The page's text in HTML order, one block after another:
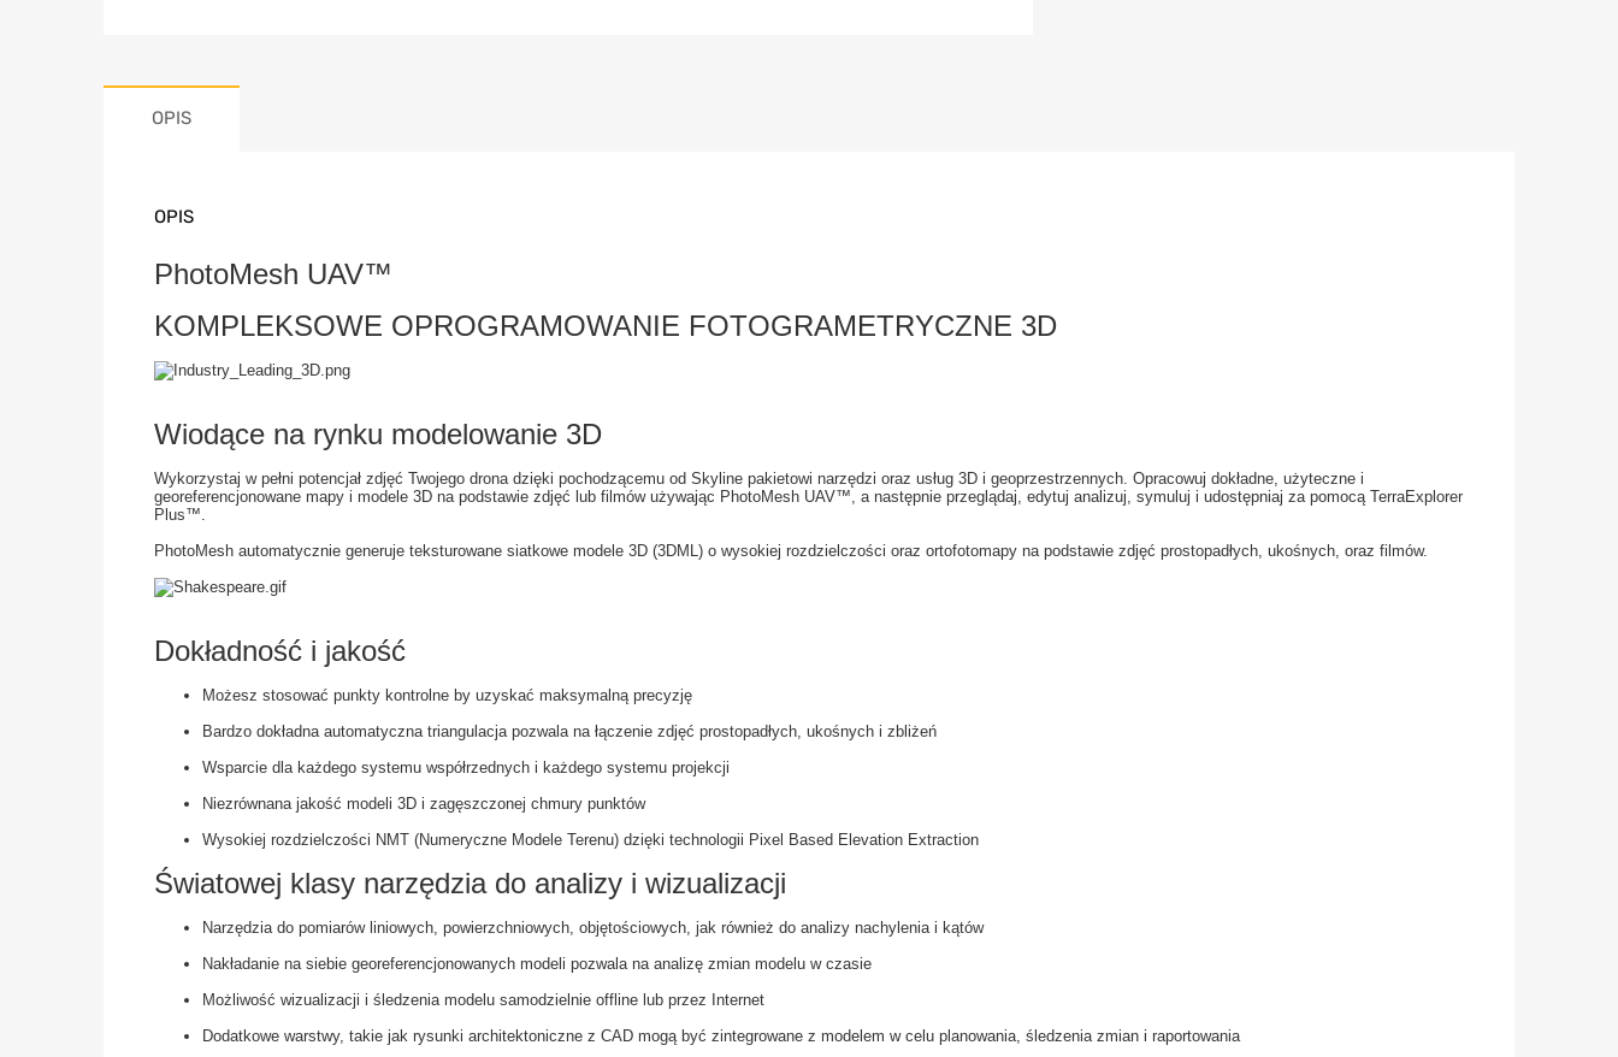
OPIS
OPIS
PhotoMesh UAV™
KOMPLEKSOWE OPROGRAMOWANIE FOTOGRAMETRYCZNE 3D
Wiodące na rynku modelowanie 3D
Wykorzystaj w pełni potencjał zdjęć Twojego drona dzięki pochodzącemu od Skyline pakietowi narzędzi oraz usług 3D i geoprzestrzennych. Opracowuj dokładne, użyteczne i
georeferencjonowane mapy i modele 3D na podstawie zdjęć lub filmów używając PhotoMesh UAV™, a następnie przeglądaj, edytuj analizuj, symuluj i udostępniaj za pomocą TerraExplorer
Plus™.
PhotoMesh automatycznie generuje teksturowane siatkowe modele 3D (3DML) o wysokiej rozdzielczości oraz ortofotomapy na podstawie zdjęć prostopadłych, ukośnych, oraz filmów.
Dokładność i jakość
Możesz stosować punkty kontrolne by uzyskać maksymalną precyzję
Bardzo dokładna automatyczna triangulacja pozwala na łączenie zdjęć prostopadłych, ukośnych i zbliżeń
Wsparcie dla każdego systemu współrzednych i każdego systemu projekcji
Niezrównana jakość modeli 3D i zagęszczonej chmury punktów
Wysokiej rozdzielczości NMT (Numeryczne Modele Terenu) dzięki technologii Pixel Based Elevation Extraction
Światowej klasy narzędzia do analizy i wizualizacji
Narzędzia do pomiarów liniowych, powierzchniowych, objętościowych, jak również do analizy nachylenia i kątów
Nakładanie na siebie georeferencjonowanych modeli pozwala na analizę zmian modelu w czasie
Możliwość wizualizacji i śledzenia modelu samodzielnie offline lub przez Internet
Dodatkowe warstwy, takie jak rysunki architektoniczne z CAD mogą być zintegrowane z modelem w celu planowania, śledzenia zmian i raportowania